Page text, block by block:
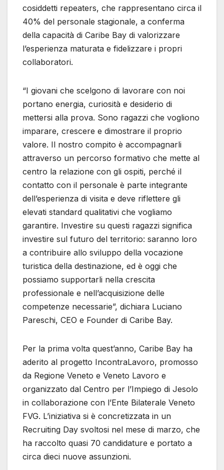
cosiddetti repeaters, che rappresentano circa il
40% del personale stagionale, a conferma
della capacità di Caribe Bay di valorizzare
l’esperienza maturata e fidelizzare i propri
collaboratori.
“I giovani che scelgono di lavorare con noi
portano energia, curiosità e desiderio di
mettersi alla prova. Sono ragazzi che vogliono
imparare, crescere e dimostrare il proprio
valore. Il nostro compito è accompagnarli
attraverso un percorso formativo che mette al
centro la relazione con gli ospiti, perché il
contatto con il personale è parte integrante
dell’esperienza di visita e deve riflettere gli
elevati standard qualitativi che vogliamo
garantire. Investire su questi ragazzi significa
investire sul futuro del territorio: saranno loro
a contribuire allo sviluppo della vocazione
turistica della destinazione, ed è oggi che
possiamo supportarli nella crescita
professionale e nell’acquisizione delle
competenze necessarie”, dichiara Luciano
Pareschi, CEO e Founder di Caribe Bay.
Per la prima volta quest’anno, Caribe Bay ha
aderito al progetto IncontraLavoro, promosso
da Regione Veneto e Veneto Lavoro e
organizzato dal Centro per l’Impiego di Jesolo
in collaborazione con l’Ente Bilaterale Veneto
FVG. L’iniziativa si è concretizzata in un
Recruiting Day svoltosi nel mese di marzo, che
ha raccolto quasi 70 candidature e portato a
circa dieci nuove assunzioni.